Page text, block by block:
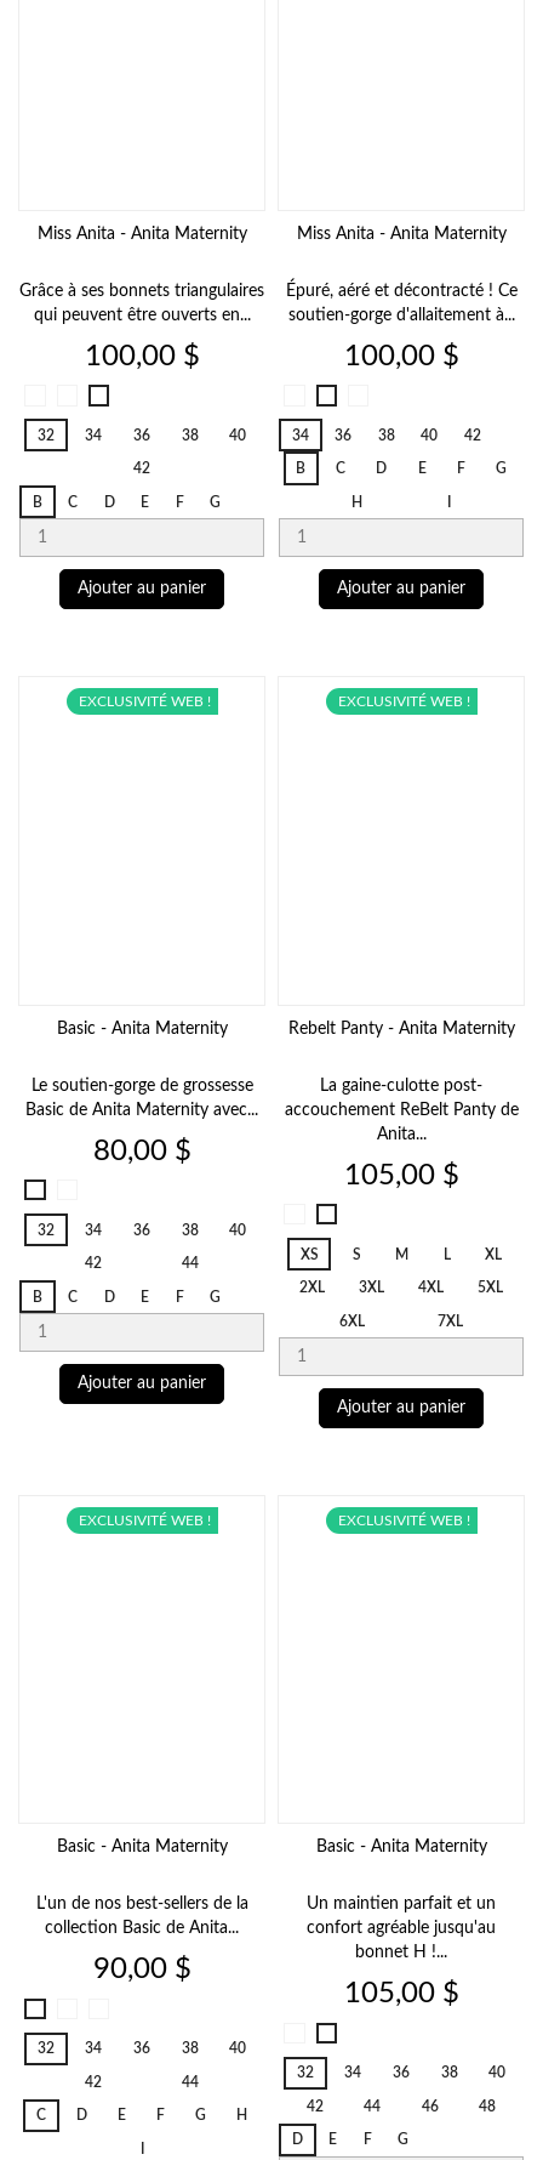
Miss Anita - Anita Maternity
Grâce à ses bonnets triangulaires
qui peuvent être ouverts en...
Prix
100,00 $
001
32
34 36 38 40
42
B C D E F G
Ajouter au panier
Miss Anita - Anita Maternity
Épuré, aéré et décontracté ! Ce
soutien-gorge d'allaitement à...
Prix
100,00 $
001
34
36 38 40 42
B C D E F G
H
Ajouter au panier
Basic - Anita Maternity
Le soutien-gorge de grossesse
Basic de Anita Maternity avec...
Prix
80,00 $
001
32
34 36 38 40
42 44
B C D E F G
Ajouter au panier
EXCLUSIVITÉ WEB !
Rebelt Panty - Anita Maternity
La gaine-culotte post-
accouchement ReBelt Panty de
Anita...
Prix
105,00 $
001
XS
S M L XL
2XL 3XL 4XL 5XL
6XL 7XL
Ajouter au panier
EXCLUSIVITÉ WEB !
Basic - Anita Maternity
L'un de nos best-sellers de la
collection Basic de Anita...
Prix
90,00 $
001
32 34 36 38 40
42 44
C D E F G H
EXCLUSIVITÉ WEB !
Basic - Anita Maternity
Un maintien parfait et un
confort agréable jusqu'au
bonnet H !...
Prix
105,00 $
001
32
34 36 38 40
42 44 46 48
D E F G
EXCLUSIVITÉ WEB !